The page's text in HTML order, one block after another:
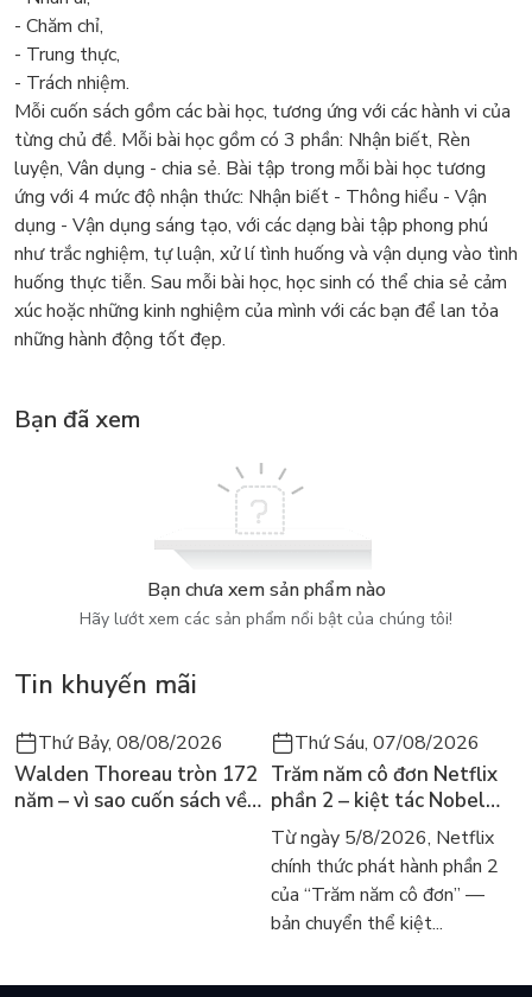
- Chăm chỉ,
- Trung thực,
- Trách nhiệm.
Mỗi cuốn sách gồm các bài học, tương ứng với các hành vi của
từng chủ đề. Mỗi bài học gồm có 3 phần: Nhận biết, Rèn
luyện, Vân dụng - chia sẻ. Bài tập trong mỗi bài học tương
ứng với 4 mức độ nhận thức: Nhận biết - Thông hiểu - Vận
dụng - Vận dụng sáng tạo, với các dạng bài tập phong phú
như trắc nghiệm, tự luận, xử lí tình huống và vận dụng vào tình
huống thực tiễn. Sau mỗi bài học, học sinh có thể chia sẻ cảm
xúc hoặc những kinh nghiệm của mình với các bạn để lan tỏa
những hành động tốt đẹp.
Bạn đã xem
Bạn chưa xem sản phẩm nào
Hãy lướt xem các sản phẩm nổi bật của chúng tôi!
Tin khuyến mãi
Thứ Bảy, 08/08/2026
Walden Thoreau tròn 172
năm – vì sao cuốn sách về
Thứ Sáu, 07/08/2026
Trăm năm cô đơn Netflix
phần 2 – kiệt tác Nobel
trở lại màn ảnh, dòng
người tìm đọc lại García
Márquez
Từ ngày 5/8/2026, Netflix
chính thức phát hành phần 2
của “Trăm năm cô đơn” —
bản chuyển thể kiệt...